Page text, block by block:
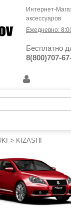
Интернет-
аксессуаров
Ежедневно:
Бесплатно
8(800)707-
> KIZASHI